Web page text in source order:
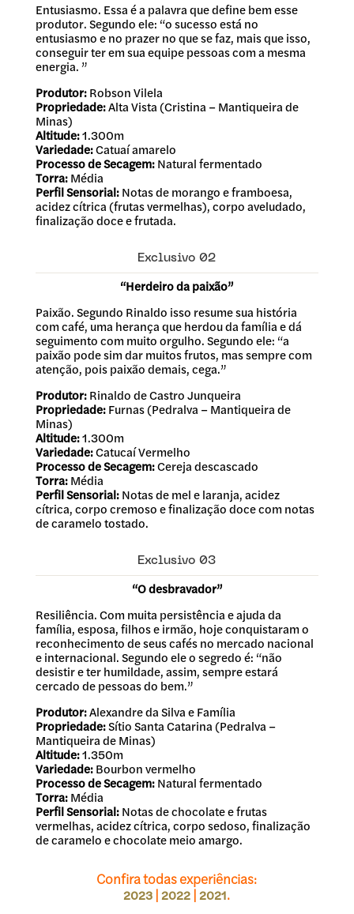
Entusiasmo. Essa é a palavra que define bem esse
produtor. Segundo ele: “o sucesso está no
entusiasmo e no prazer no que se faz, mais que isso,
conseguir ter em sua equipe pessoas com a mesma
energia. ”
Produtor:Robson Vilela
Propriedade:Alta Vista (Cristina – Mantiqueira de
Minas)
Altitude:1.300m
Variedade:Catuaí amarelo
Processo de Secagem:Natural fermentado
Torra:Média
Perfil Sensorial:Notas de morango e framboesa,
acidez cítrica (frutas vermelhas), corpo aveludado,
finalização doce e frutada.
Exclusivo 02
“Herdeiro da paixão”
Paixão. Segundo Rinaldo isso resume sua história
com café, uma herança que herdou da família e dá
seguimento com muito orgulho. Segundo ele: “a
paixão pode sim dar muitos frutos, mas sempre com
atenção, pois paixão demais, cega.”
Produtor:Rinaldo de Castro Junqueira
Propriedade:Furnas (Pedralva – Mantiqueira de
Minas)
Altitude:1.300m
Variedade:Catucaí Vermelho
Processo de Secagem:Cereja descascado
Torra:Média
Perfil Sensorial:Notas de mel e laranja, acidez
cítrica, corpo cremoso e finalização doce com notas
de caramelo tostado.
Exclusivo 03
“O desbravador”
Resiliência. Com muita persistência e ajuda da
família, esposa, filhos e irmão, hoje conquistaram o
reconhecimento de seus cafés no mercado nacional
e internacional. Segundo ele o segredo é: “não
desistir e ter humildade, assim, sempre estará
cercado de pessoas do bem.”
Produtor:Alexandre da Silva e Família
Propriedade:Sítio Santa Catarina (Pedralva –
Mantiqueira de Minas)
Altitude:1.350m
Variedade:Bourbon vermelho
Processo de Secagem:Natural fermentado
Torra:Média
Perfil Sensorial:Notas de chocolate e frutas
vermelhas, acidez cítrica, corpo sedoso, finalização
de caramelo e chocolate meio amargo.
Confira todas experiências:
2023 |2022 |2021.